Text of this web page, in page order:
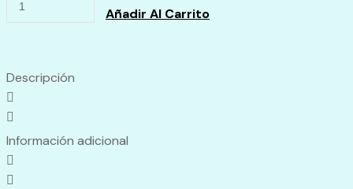
Bordado
quantity
Añadir Al Carrito
Descripción
Información adicional